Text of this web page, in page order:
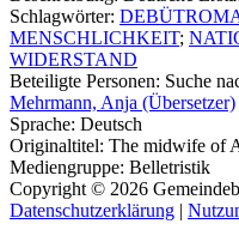
Schlagwörter:
MENSCHLICHKEIT;
WIDERSTAND
Beteiligte Personen: Suche
Mehrmann, Anja (Übersetzer)
Sprache: Deutsch
Originaltitel: The midwife of
Mediengruppe: Belletristik
Copyright © 2026
Datenschutzerklärung |